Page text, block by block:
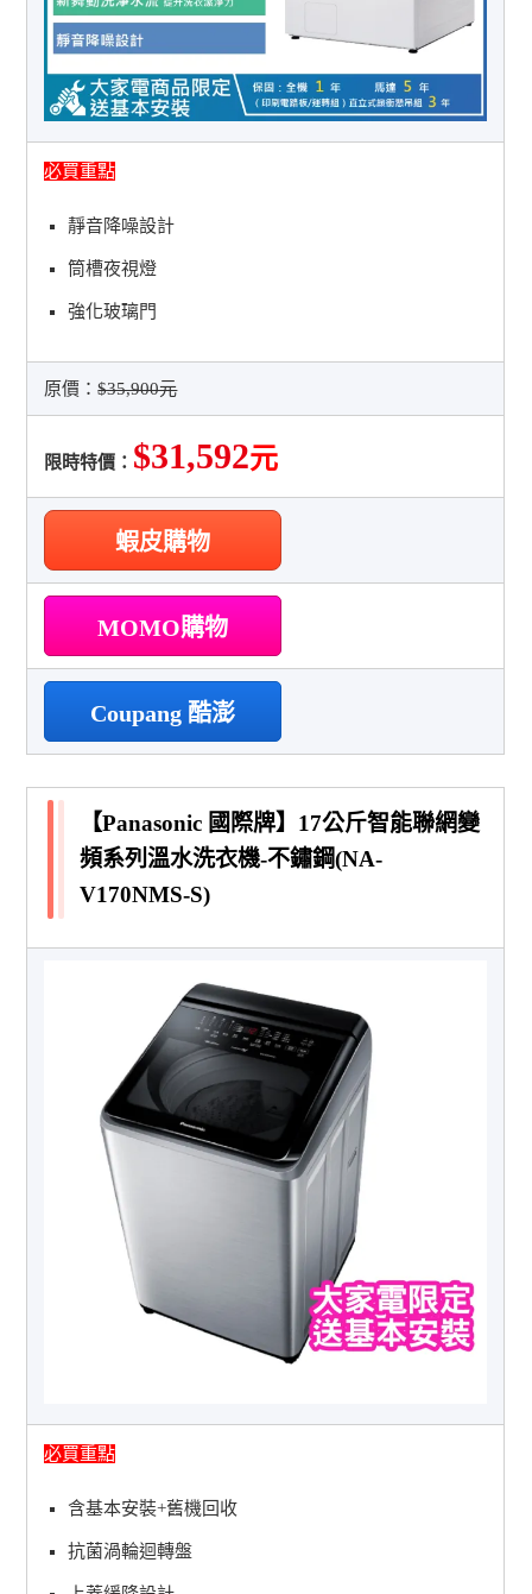
必買重點
靜音降噪設計
筒槽夜視燈
強化玻璃門
原價：$35,900元
限時特價： $31,592元
蝦皮購物
MOMO購物
Coupang 酷澎
【Panasonic 國際牌】17公斤智能聯網變
頻系列溫水洗衣機-不鏽鋼(NA-
V170NMS-S)
必買重點
含基本安裝+舊機回收
抗菌渦輪迴轉盤